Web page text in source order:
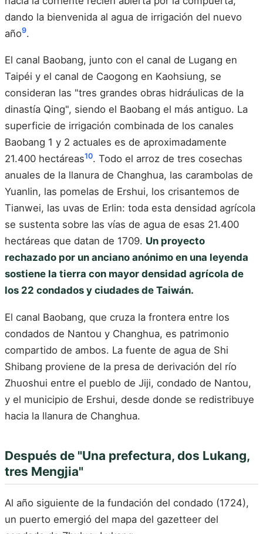
dando la bienvenida al agua de irrigación del nuevo
año9.
El canal Baobang, junto con el canal de Lugang en
Taipéi y el canal de Caogong en Kaohsiung, se
consideran las "tres grandes obras hidráulicas de la
dinastía Qing", siendo el Baobang el más antiguo. La
superficie de irrigación combinada de los canales
Baobang 1 y 2 actuales es de aproximadamente
21.400 hectáreas10. Todo el arroz de tres cosechas
anuales de la llanura de Changhua, las carambolas de
Yuanlin, las pomelas de Ershui, los crisantemos de
Tianwei, las uvas de Erlin: toda esta densidad agrícola
se sustenta sobre las vías de agua de esas 21.400
hectáreas que datan de 1709. Un proyecto
rechazado por un anciano anónimo en una leyenda
sostiene la tierra con mayor densidad agrícola de
los 22 condados y ciudades de Taiwán.
El canal Baobang, que cruza la frontera entre los
condados de Nantou y Changhua, es patrimonio
compartido de ambos. La fuente de agua de Shi
Shibang proviene de la presa de derivación del río
Zhuoshui entre el pueblo de Jiji, condado de Nantou,
y el municipio de Ershui, desde donde se redistribuye
hacia la llanura de Changhua.
Después de "Una prefectura, dos Lukang,
tres Mengjia"
Al año siguiente de la fundación del condado (1724),
un puerto emergió del mapa del gazetteer del